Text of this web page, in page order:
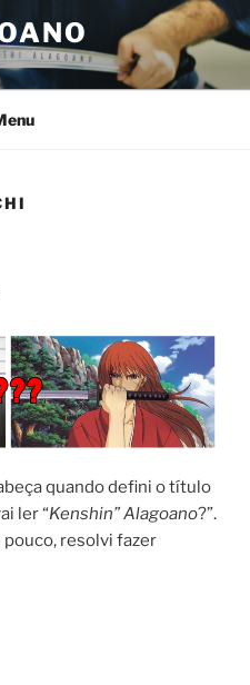
quando defini o título
ler “Kenshin” Alagoano?”.
resolvi fazer